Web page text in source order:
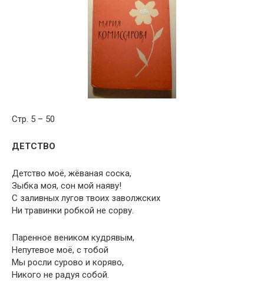
Стр. 5 – 50
ДЕТСТВО
Детство моё, жёваная соска,
Зыбка моя, сон мой наяву!
С заливных лугов твоих заволжских
Ни травинки робкой не сорву.
Паренное веником кудрявым,
Непутевое моё, с тобой
Мы росли сурово и коряво,
Никого не радуя собой.